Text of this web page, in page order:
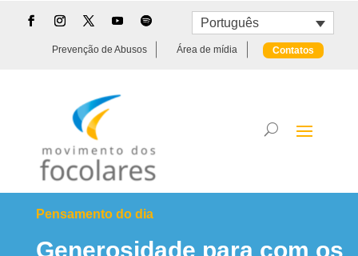
Português
Prevenção de Abusos Área de mídia Contatos
Pensamento do dia
Generosidade para com os